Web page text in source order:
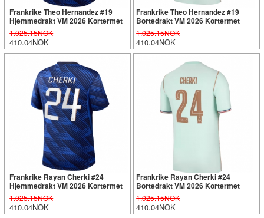
Frankrike Theo Hernandez #19
Hjemmedrakt VM 2026 Kortermet
1.025.15NOK
410.04NOK
Frankrike Theo Hernandez #19
Bortedrakt VM 2026 Kortermet
1.025.15NOK
410.04NOK
Frankrike Rayan Cherki #24
Hjemmedrakt VM 2026 Kortermet
1.025.15NOK
410.04NOK
Frankrike Rayan Cherki #24
Bortedrakt VM 2026 Kortermet
1.025.15NOK
410.04NOK